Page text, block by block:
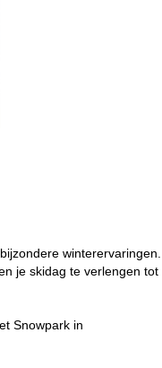
winterervaringen.
je skidag te verlengen tot
Snowpark in